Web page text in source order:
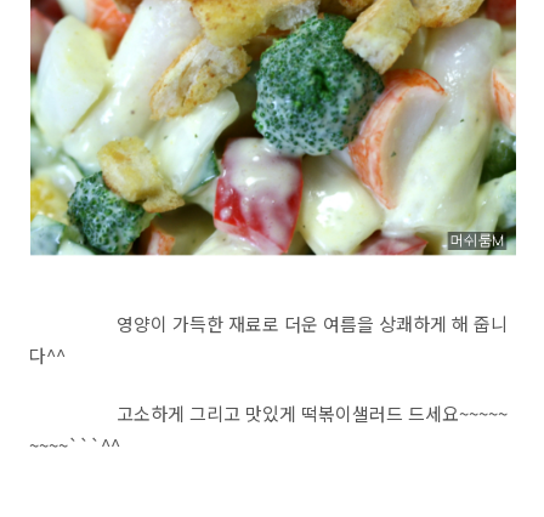
영양이 가득한 재료로 더운 여름을 상쾌하게 해 줍니
다^^
고소하게 그리고 맛있게 떡볶이샐러드 드세요~~~~~
~~~~```^^